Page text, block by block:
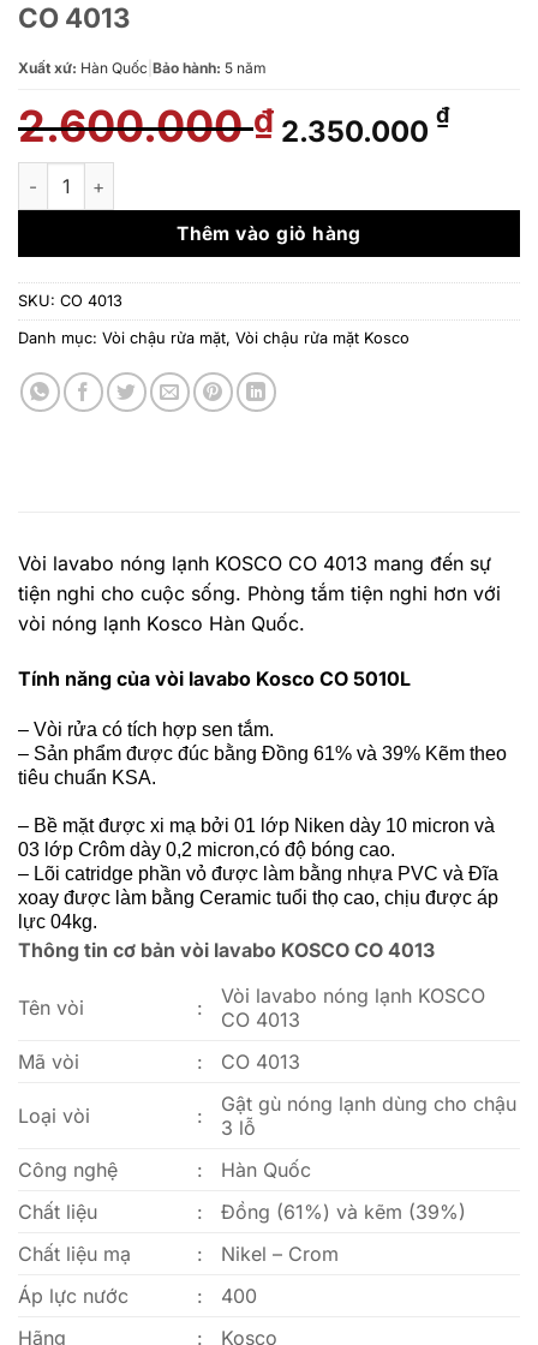
CO 4013
Xuất xứ: Hàn Quốc Bảo hành: 5 năm
2.600.000₫ Giá
gốc
2.600.000 ₫.
2.350.000 ₫Giá
là:
Vòi lavabo nóng lạnh liền sen Kosco CO 4013 số lượng
Thêm vào giỏ hàng
SKU: CO 4013
Danh mục: Vòi chậu rửa mặt, Vòi chậu rửa mặt Kosco
Vòi lavabo nóng lạnh KOSCO CO 4013 mang đến sự
tiện nghi cho cuộc sống. Phòng tắm tiện nghi hơn với
vòi nóng lạnh Kosco Hàn Quốc.
Tính năng của vòi lavabo Kosco CO 5010L
– Vòi rửa có tích hợp sen tắm.
– Sản phẩm được đúc bằng Đồng 61% và 39% Kẽm theo
tiêu chuẩn KSA.
– Bề mặt được xi mạ bởi 01 lớp Niken dày 10 micron và
03 lớp Crôm dày 0,2 micron,có độ bóng cao.
– Lõi catridge phần vỏ được làm bằng nhựa PVC và Đĩa
xoay được làm bằng Ceramic tuổi thọ cao, chịu được áp
lực 04kg.
Thông tin cơ bản vòi lavabo KOSCO CO 4013
Tên vòi :
Vòi lavabo nóng lạnh KOSCO
CO 4013
Mã vòi
: CO 4013
Loại vòi :
Gật gù nóng lạnh dùng cho chậu
3 lỗ
Công nghệ
:
Hàn Quốc
Chất liệu
:
Đồng (61%) và kẽm (39%)
Chất liệu mạ
:
Nikel – Crom
Áp lực nước
:
400
Hãng
: Kosco